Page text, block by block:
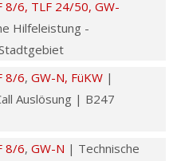
8/6, TLF 24/50, GW-
Hilfeleistung -
8/6, GW-N, FüKW |
Auslösung | B247
8/6, GW-N | Technische